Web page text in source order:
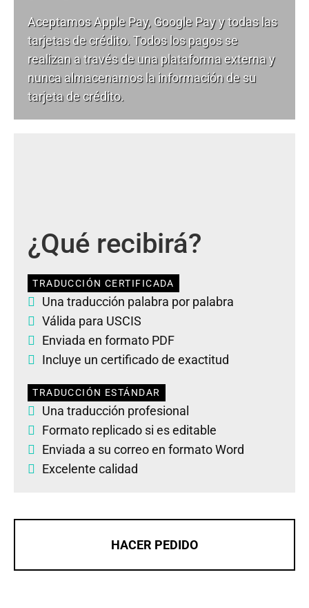
Aceptamos Apple Pay, Google Pay y todas las
tarjetas de crédito. Todos los pagos se
realizan a través de una plataforma externa y
nunca almacenamos la información de su
tarjeta de crédito.
¿Qué recibirá?
TRADUCCIÓN CERTIFICADA
Una traducción palabra por palabra
Válida para USCIS
Enviada en formato PDF
Incluye un certificado de exactitud
TRADUCCIÓN ESTÁNDAR
Una traducción profesional
Formato replicado si es editable
Enviada a su correo en formato Word
Excelente calidad
HACER PEDIDO